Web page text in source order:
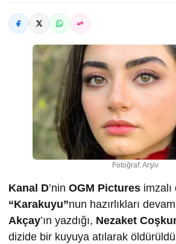
Fotoğraf: Arşiv
Kanal D’nin OGM Pictures imzalı
“Karakuyu”nun hazırlıkları
Akçay’ın yazdığı, Nezaket
dizide bir kuyuya atılarak